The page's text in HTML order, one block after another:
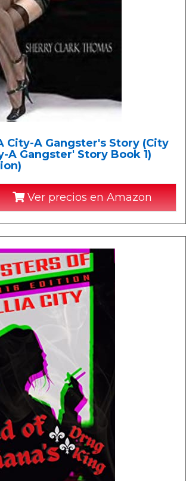
City-A Gangster's Story (City
A Gangster' Story Book 1)
Ver precios en Amazon